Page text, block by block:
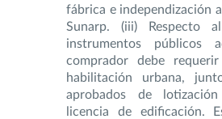
fábrica e independización
Sunarp. (iii) Respecto
instrumentos públicos
comprador debe
habilitación urbana,
aprobados de
licencia de edificación.